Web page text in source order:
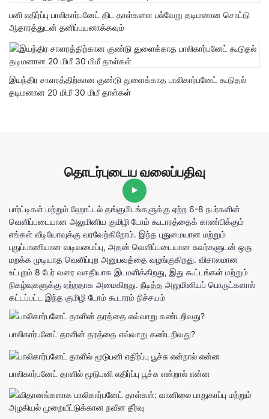
பனி எதிர்ப்பு பாலிகார்பனேட் திட தாள்களை பல்வேறு தடிமனான சொட்டு
ஆதாரத்துடன் தனிப்பயனாக்கவும்
இயந்திர சாளரத்திற்கான குண்டு துளைக்காத பாலிகார்பனேட் கூடுதல்
தடிமனான 20 மிமீ 30 மிமீ தாள்கள்
தொடர்புடைய வலைப்பதிவு
பார்ட்டிகள் மற்றும் ஹோட்டல் தங்குமிடங்களுக்கு ஏற்ற 6-8 நபர்களின்
வெளிப்படையான அலுமினிய குமிழி டோம் கூடாரத்தைக் காண்பிக்கும்
எங்கள் வீடியோவுக்கு வரவேற்கிறோம். இந்த புதுமையான மற்றும்
புதுப்பாணியான வடிவமைப்பு, அதன் வெளிப்படையான சுவர்களுடன் ஒரு
மறக்க முடியாத வெளிப்புற அனுபவத்தை வழங்குகிறது. விசாலமான
உட்புறம் 8 பேர் வரை வசதியாக இடமளிக்கிறது, இது கூட்டங்கள் மற்றும்
நிகழ்வுகளுக்கு ஏற்றதாக அமைகிறது. நீடித்த அலுமினியப் பொருட்களால்
கட்டப்பட்ட இந்த குமிழி டோம் கூடாரம் நிச்சயம்
பாலிகார்பனேட் தாளின் தரத்தை எவ்வாறு கண்டறிவது?
பாலிகார்பனேட் தாளில் மூடுபனி எதிர்ப்பு பூச்சு என்றால் என்ன